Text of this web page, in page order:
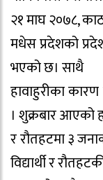
२१ माघ २०७८,
मधेस प्रदेशको
भएको छ। साथै
हावाहुरीका
। शुक्रबार आएको
र रौतहटमा ३
विद्यार्थी र